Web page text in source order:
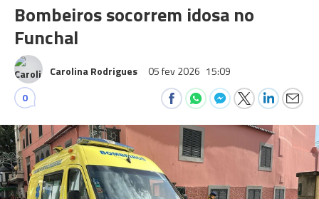
Bombeiros socorrem idosa no
Funchal
Carolina Rodrigues 05 fev 2026 15:09
0